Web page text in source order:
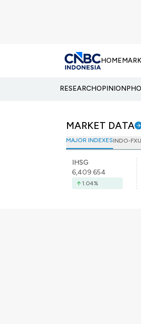
HOME
RESEARCHOPINION
MARKET DATA
MAJOR INDEXESINDO-FX
IHSG
6,409.654
1.04%